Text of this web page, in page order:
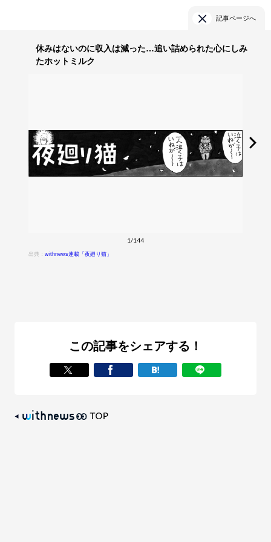
記事ページへ
休みはないのに収入は減った…追い詰められた心にしみ
たホットミルク
1/144
出典：withnews連載「夜廻り猫」
この記事をシェアする！